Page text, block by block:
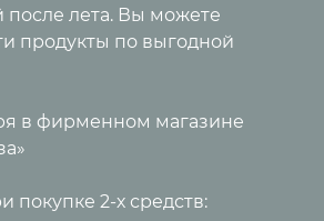
после лета. Вы можете
продукты по выгодной
в фирменном магазине
покупке 2-х средств: